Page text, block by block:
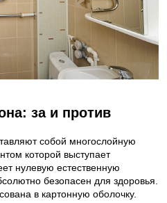
за и против
собой многослойную
которой выступает
нулевую естественную
безопасен для здоровья.
в картонную оболочку.